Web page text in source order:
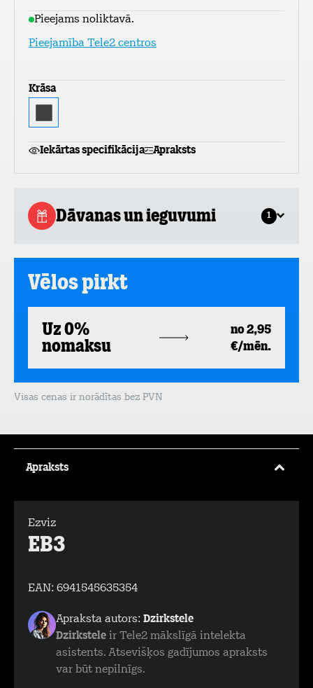
Pieejams noliktavā.
Pieejamība Tele2 centros
Krāsa
Iekārtas specifikācija Apraksts
Dāvanas un ieguvumi 1
Vēlos pirkt
Uz 0%
nomaksu
no 2,95
€/mēn.
Visas cenas ir norādītas bez PVN
Apraksts
Ezviz
EB3
EAN: 6941545635354
Apraksta autors: Dzirkstele
Dzirkstele ir Tele2 mākslīgā intelekta
asistents. Atsevišķos gadījumos apraksts
var būt nepilnīgs.